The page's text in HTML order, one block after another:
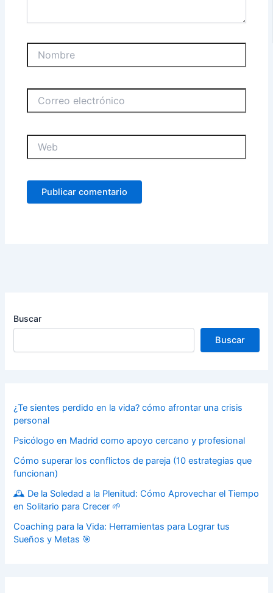
electrónico
Buscar
Buscar
¿Te sientes perdido en la vida? cómo afrontar una crisis
personal
Psicólogo en Madrid como apoyo cercano y profesional
Cómo superar los conflictos de pareja (10 estrategias que
funcionan)
🕰️ De la Soledad a la Plenitud: Cómo Aprovechar el Tiempo
en Solitario para Crecer 🌱
Coaching para la Vida: Herramientas para Lograr tus
Sueños y Metas 🎯